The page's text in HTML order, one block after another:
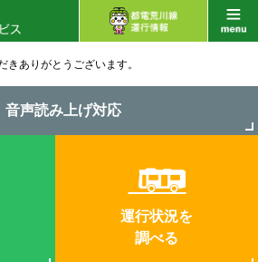
きありがとうございます。
音声読み上げ対応
運行状況を
調べる